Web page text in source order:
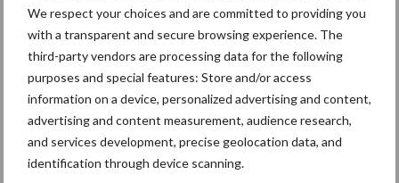
We respect your choices and are committed to providing you
with a transparent and secure browsing experience. The
third-party vendors are processing data for the following
purposes and special features: Store and/or access
information on a device, personalized advertising and content,
advertising and content measurement, audience research,
and services development, precise geolocation data, and
identification through device scanning.
5 aug
Caterpillar breidt gamma
elektrische bulldozers uit
5 aug
Komatsu HM460-6 knikdumper legt
lat opnieuw hoger